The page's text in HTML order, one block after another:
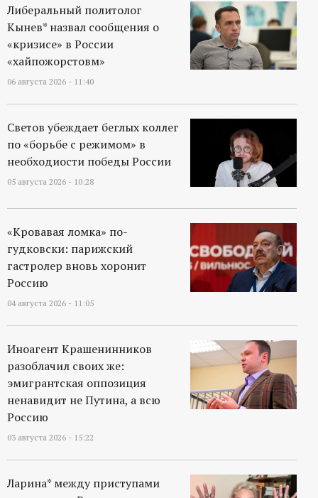
Либеральный политолог
Кынев* назвал сообщения о
«кризисе» в России
«хайпожорстовм»
06 августа 2026 - 11:40
Светов убеждает беглых коллег
по «борьбе с режимом» в
необходиости победы России
05 августа 2026 - 10:28
«Кровавая ломка» по-
гудковски: парижский
гастролер вновь хоронит
Россию
04 августа 2026 - 11:05
Иноагент Крашенинников
разоблачил своих же:
эмигрантская оппозиция
ненавидит не Путина, а всю
Россию
03 августа 2026 - 15:22
Ларина* между приступами